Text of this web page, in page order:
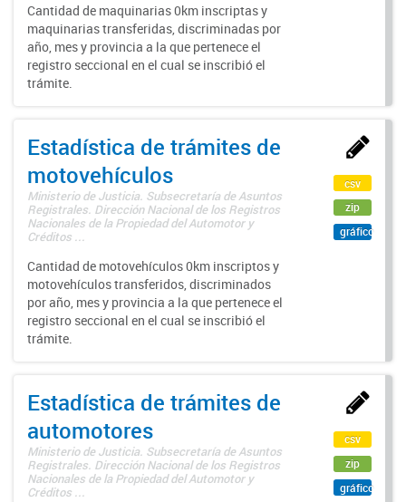
Cantidad de maquinarias 0km inscriptas y
maquinarias transferidas, discriminadas por
año, mes y provincia a la que pertenece el
registro seccional en el cual se inscribió el
trámite.
Estadística de trámites de
motovehículos
Ministerio de Justicia. Subsecretaría de Asuntos
Registrales. Dirección Nacional de los Registros
Nacionales de la Propiedad del Automotor y
Créditos ...
Cantidad de motovehículos 0km inscriptos y
motovehículos transferidos, discriminados
por año, mes y provincia a la que pertenece el
registro seccional en el cual se inscribió el
trámite.
csv
zip
gráfico
Estadística de trámites de
automotores
Ministerio de Justicia. Subsecretaría de Asuntos
Registrales. Dirección Nacional de los Registros
Nacionales de la Propiedad del Automotor y
Créditos ...
csv
zip
gráfico